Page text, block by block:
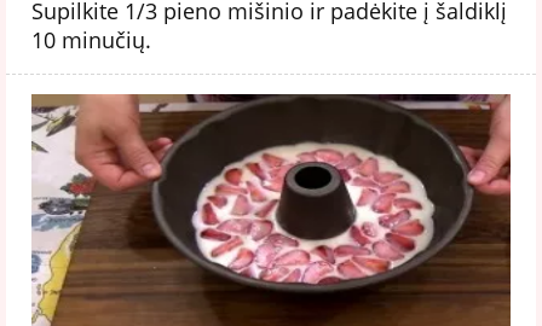
Supilkite 1/3 pieno mišinio ir padėkite į šaldiklį
10 minučių.